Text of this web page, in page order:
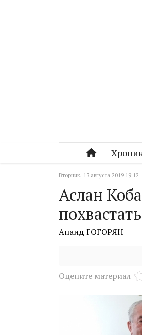
Вторник, 13 августа 2019 19:12
Аслан
Анаид ГОГОРЯН
Оцените материал